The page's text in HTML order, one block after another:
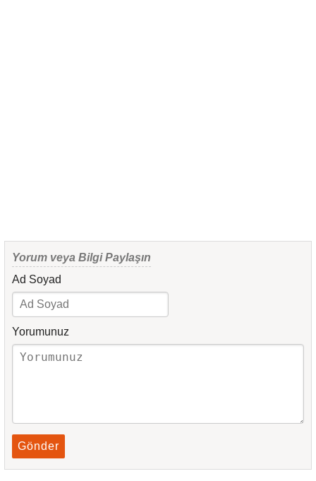
Yorum veya Bilgi Paylaşın
Ad Soyad
Yorumunuz
Gönder